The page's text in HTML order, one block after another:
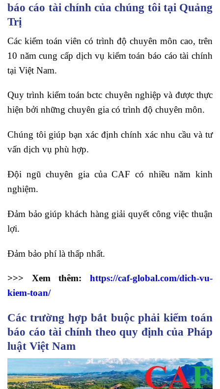
báo cáo tài chính của chúng tôi tại Quảng
Trị
Các kiểm toán viên có trình độ chuyên môn cao, trên
10 năm cung cấp dịch vụ kiểm toán báo cáo tài chính
tại Việt Nam.
Quy trình kiểm toán bctc chuyên nghiệp và được thực
hiện bởi những chuyên gia có trình độ chuyên môn.
Chúng tôi giúp bạn xác định chính xác nhu cầu và tư
vấn dịch vụ phù hợp.
Đội ngũ chuyên gia của CAF có nhiều năm kinh
nghiệm.
Đảm bảo giúp khách hàng giải quyết công việc thuận
lợi.
Đảm bảo phí là thấp nhất.
>>> Xem thêm: https://caf-global.com/dich-vu-
kiem-toan/
Các trường hợp bắt buộc phải kiểm toán
báo cáo tài chính theo quy định của Pháp
luật Việt Nam